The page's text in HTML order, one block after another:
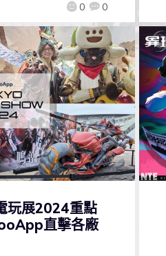
0 0
玩展2024重點
直擊各廠